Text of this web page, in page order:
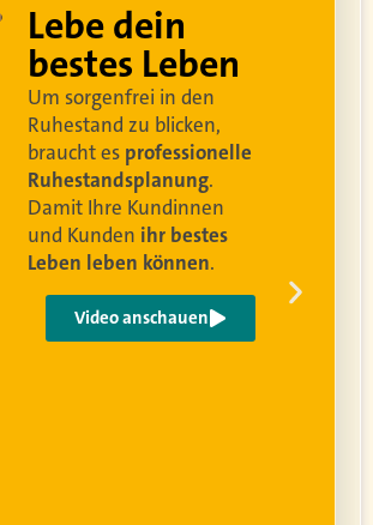
Lebe dein
bestes Leben
Um sorgenfrei in den
Ruhestand zu blicken,
braucht es professionelle
Ruhestandsplanung.
Damit Ihre Kundinnen
und Kunden ihr bestes
Leben leben können.
Video anschauen